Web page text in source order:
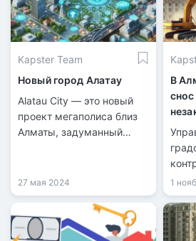
Kapster Team
Новый город Алатау
Alatau City — это новый
проект мегаполиса близ
Алматы, задуманный
Сингапуром Центральной
Азии.
27 мая 2024
В
1